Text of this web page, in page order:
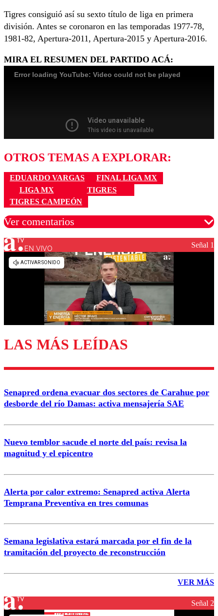
Tigres consiguió así su sexto título de liga en primera
división. Antes se coronaron en las temporadas 1977-78,
1981-82, Apertura-2011, Apertura-2015 y Apertura-2016.
MIRA EL RESUMEN DEL PARTIDO ACÁ:
OTROS TEMAS A EXPLORAR:
EDUARDO VARGAS
FINAL LIGA MX
LIGA MX
TIGRES
TIGRES CAMPEÓN
Ver comentarios
Los comentarios son moderados para garantizar un
diálogo respetuoso.
Enviar comentario
EN VIVO Señal 1
LAS MÁS LEÍDAS
Senapred ordena evacuar dos sectores de Carahue por
desborde del río Damas: activa mensajería SAE
Nuevo temblor sacude el norte del país: revisa la
magnitud y el epicentro
Alerta por calor extremo: Senapred activa Alerta
Temprana Preventiva en tres comunas
Semana legislativa estará marcada por el fin de la
tramitación del proyecto de reconstrucción
VER MÁS
Señal 2